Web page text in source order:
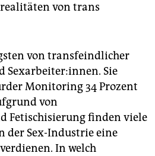
von trans
von transfeindlicher
Sexarbeiter:innen. Sie
Monitoring 34 Prozent
von
Fetischisierung finden viele
der Sex-Industrie eine
In welch